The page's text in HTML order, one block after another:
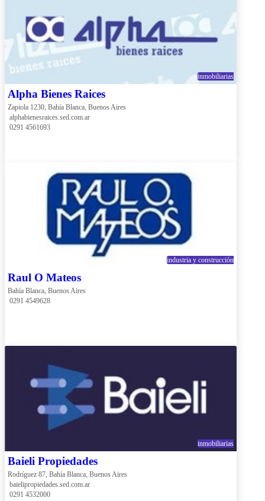
inmobiliarias
Alpha Bienes Raices
Zapiola 1230, Bahía Blanca, Buenos Aires
alphabienesraices.sed.com.ar
0291 4561693
industria y construcción
Raul O Mateos
Bahía Blanca, Buenos Aires
0291 4549628
inmobiliarias
Baieli Propiedades
Rodríguez 87, Bahía Blanca, Buenos Aires
baielipropiedades.sed.com.ar
0291 4532000